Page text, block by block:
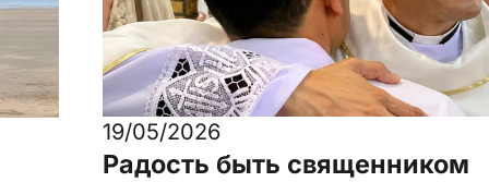
19/05/2026
Радость быть священником